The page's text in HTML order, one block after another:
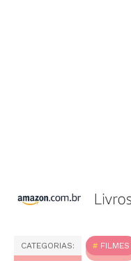
CATEGORIAS: FILMES